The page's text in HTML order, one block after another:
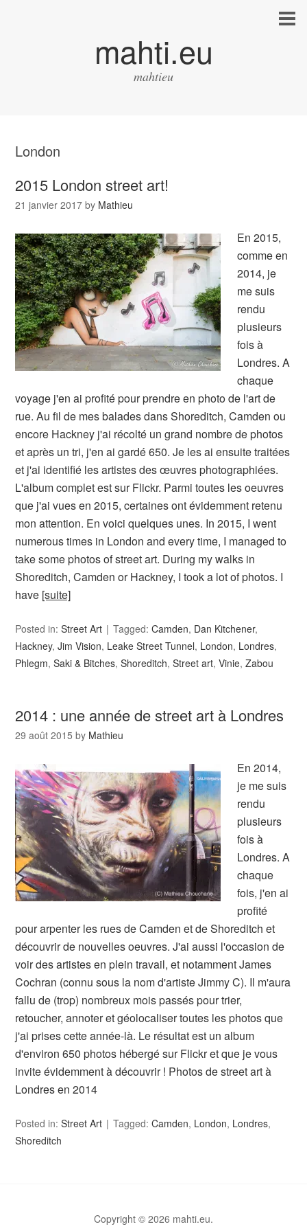
mahti.eu
mahtieu
London
2015 London street art!
21 janvier 2017 by Mathieu
En 2015,
comme en
2014, je
me suis
rendu
plusieurs
fois à
Londres. A
chaque
voyage j'en ai profité pour prendre en photo de l'art de
rue. Au fil de mes balades dans Shoreditch, Camden ou
encore Hackney j'ai récolté un grand nombre de photos
et après un tri, j'en ai gardé 650. Je les ai ensuite traitées
et j'ai identifié les artistes des œuvres photographiées.
L'album complet est sur Flickr. Parmi toutes les oeuvres
que j'ai vues en 2015, certaines ont évidemment retenu
mon attention. En voici quelques unes. In 2015, I went
numerous times in London and every time, I managed to
take some photos of street art. During my walks in
Shoreditch, Camden or Hackney, I took a lot of photos. I
have [suite]
Posted in:Street Art Tagged:Camden, Dan Kitchener,
Hackney,Jim Vision, Leake Street Tunnel, London, Londres,
Phlegm,Saki & Bitches,Shoreditch,Street art,Vinie,Zabou
2014 : une année de street art à Londres
29 août 2015 by Mathieu
En 2014,
je me suis
rendu
plusieurs
fois à
Londres. A
chaque
fois, j'en ai
profité
pour arpenter les rues de Camden et de Shoreditch et
découvrir de nouvelles oeuvres. J'ai aussi l'occasion de
voir des artistes en plein travail, et notamment James
Cochran (connu sous la nom d'artiste Jimmy C). Il m'aura
fallu de (trop) nombreux mois passés pour trier,
retoucher, annoter et géolocaliser toutes les photos que
j'ai prises cette année-là. Le résultat est un album
d'environ 650 photos hébergé sur Flickr et que je vous
invite évidemment à découvrir ! Photos de street art à
Londres en 2014
Posted in:Street Art Tagged:Camden, London, Londres,
Shoreditch
Copyright © 2026 mahti.eu.